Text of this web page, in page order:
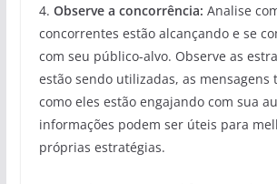
4. Observe a concorrência: Analise
concorrentes estão alcançando e se
com seu público-alvo. Observe as
estão sendo utilizadas, as mensagens
como eles estão engajando com sua
informações podem ser úteis para
próprias estratégias.